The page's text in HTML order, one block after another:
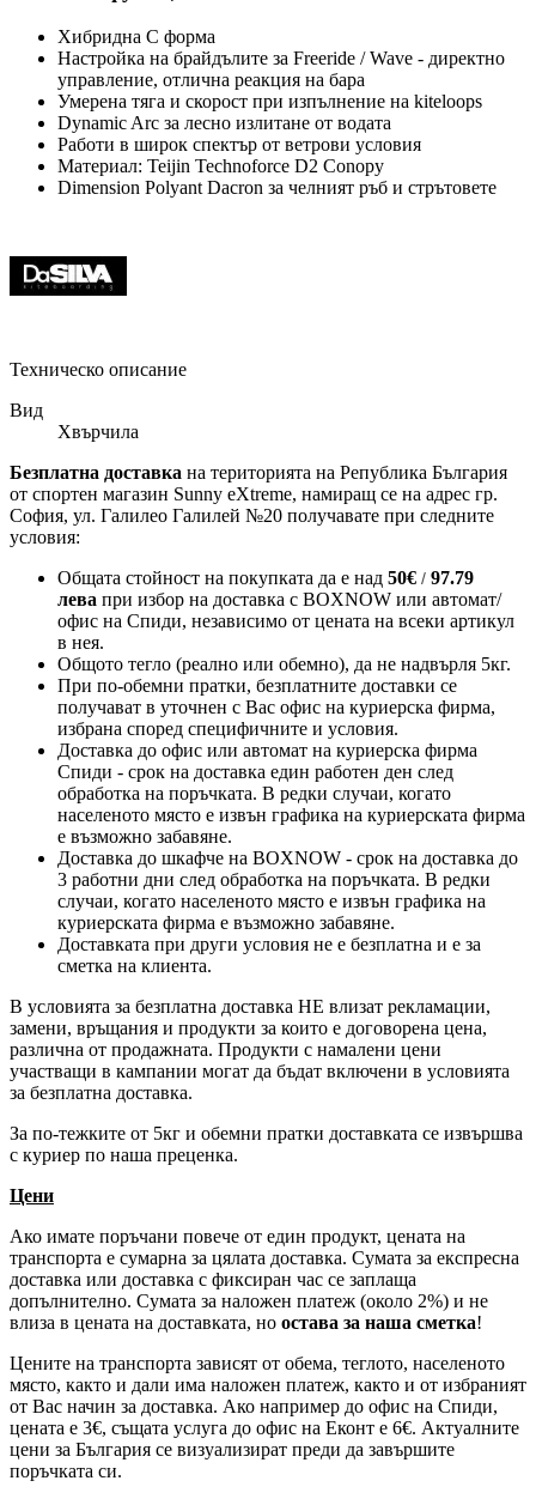
Хибридна C форма
Настройка на брайдълите за Freeride / Wave - директно
управление, отлична реакция на бара
Умерена тяга и скорост при изпълнение на kiteloops
Dynamic Arc за лесно излитане от водата
Работи в широк спектър от ветрови условия
Материал: Teijin Technoforce D2 Conopy
Dimension Polyant Dacron за челният ръб и стрътовете
Техническо описание
Вид
Хвърчила
Безплатна доставка на територията на Република България
от спортен магазин Sunny eXtreme, намиращ се на адрес гр.
София, ул. Галилео Галилей №20 получавате при следните
условия:
Общата стойност на покупката да е над 50€ / 97.79
лева при избор на доставка с BOXNOW или автомат/
офис на Спиди, независимо от цената на всеки артикул
в нея.
Общото тегло (реално или обемно), да не надвърля 5кг.
При по-обемни пратки, безплатните доставки се
получават в уточнен с Вас офис на куриерска фирма,
избрана според специфичните и условия.
Доставка до офис или автомат на куриерска фирма
Спиди - срок на доставка един работен ден след
обработка на поръчката. В редки случаи, когато
населеното място е извън графика на куриерската фирма
е възможно забавяне.
Доставка до шкафче на BOXNOW - срок на доставка до
3 работни дни след обработка на поръчката. В редки
случаи, когато населеното място е извън графика на
куриерската фирма е възможно забавяне.
Доставката при други условия не е безплатна и е за
сметка на клиента.
В условията за безплатна доставка НЕ влизат рекламации,
замени, връщания и продукти за които е договорена цена,
различна от продажната. Продукти с намалени цени
участващи в кампании могат да бъдат включени в условията
за безплатна доставка.
За по-тежките от 5кг и обемни пратки доставката се извършва
с куриер по наша преценка.
Цени
Ако имате поръчани повече от един продукт, цената на
транспорта е сумарна за цялата доставка. Сумата за експресна
доставка или доставка с фиксиран час се заплаща
допълнително. Сумата за наложен платеж (около 2%) и не
влиза в цената на доставката, но остава за наша сметка!
Цените на транспорта зависят от обема, теглото, населеното
място, както и дали има наложен платеж, както и от избраният
от Вас начин за доставка. Ако например до офис на Спиди,
цената е 3€, същата услуга до офис на Еконт е 6€. Актуалните
цени за България се визуализират преди да завършите
поръчката си.